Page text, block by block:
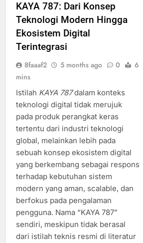
KAYA 787: Dari Konsep
Teknologi Modern Hingga
Ekosistem Digital
Terintegrasi
8faaaf2 5 months ago 0
6
mins
Istilah KAYA 787dalam konteks
teknologi digital tidak merujuk
pada produk perangkat keras
tertentu dari industri teknologi
global, melainkan lebih pada
sebuah konsep ekosistem digital
yang berkembang sebagai respons
terhadap kebutuhan sistem
modern yang aman, scalable, dan
berfokus pada pengalaman
pengguna. Nama “KAYA 787”
sendiri, meskipun tidak berasal
dari istilah teknis resmi di literatur